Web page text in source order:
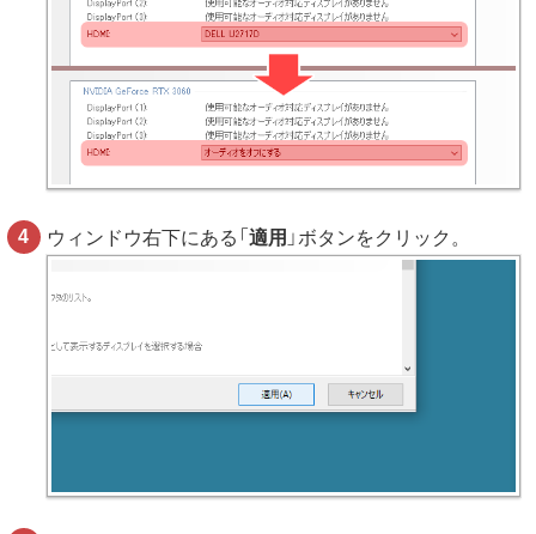
ウィンドウ右下にある「適用 」ボタンをクリック。